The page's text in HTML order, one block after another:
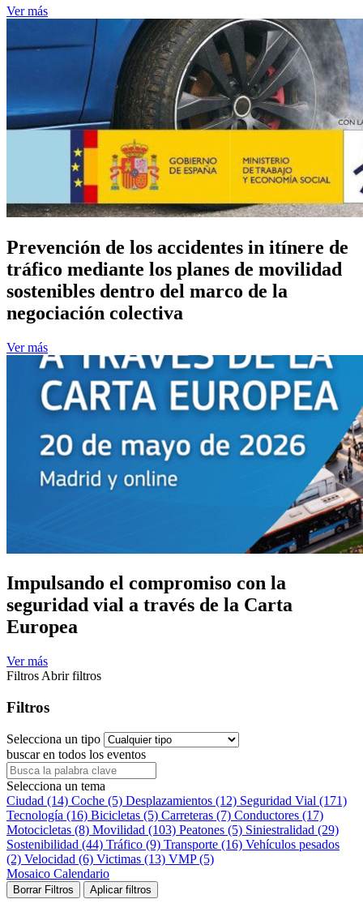
Ver más
Prevención de los accidentes in itínere de
tráfico mediante los planes de movilidad
sostenibles dentro del marco de la
negociación colectiva
Ver más
Impulsando el compromiso con la
seguridad vial a través de la Carta
Europea
Ver más
Filtros Abrir filtros
Filtros
Selecciona un tipo
buscar en todos los eventos
Selecciona un tema
Ciudad (14) Coche (5) Desplazamientos (12) Seguridad Vial (171)
Tecnología (16) Bicicletas (5) Carreteras (7) Conductores (17)
Motocicletas (8) Movilidad (103) Peatones (5) Siniestralidad (29)
Sostenibilidad (44) Tráfico (9) Transporte (16) Vehículos pesados
(2) Velocidad (6) Victimas (13) VMP (5)
Mosaico Calendario
Borrar Filtros Aplicar filtros